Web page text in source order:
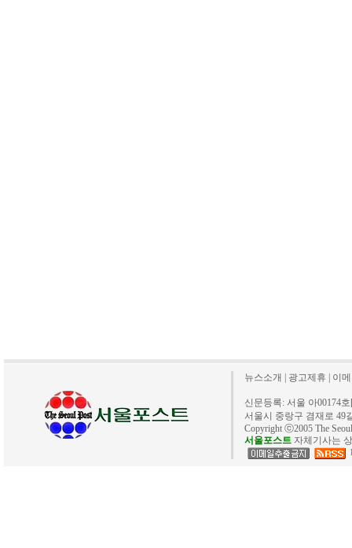
뉴스소개 광고제휴 이
신문등록: 서울 아00174
서울시 중랑구 겸재로 49
Copyright ⓒ2005 The
서울포스트 자체기사는